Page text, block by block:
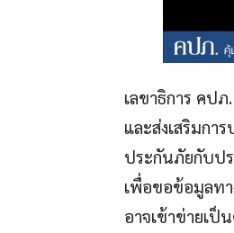
เลขาธิการ คป
และส่งเสริมกา
ประกันภัยกับป
เพื่อขอข้อมูลทา
อาจเข้าข่ายเ